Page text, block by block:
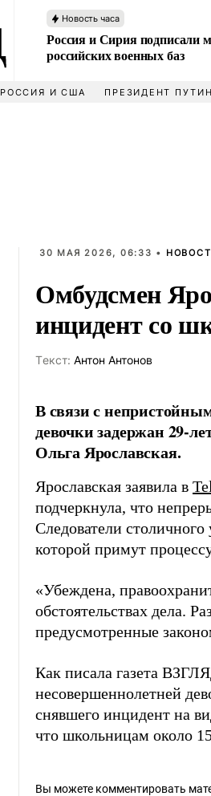
Новость часа
Россия и Сирия подписали
российских военных баз
РОССИЯ И США ПРЕЗИДЕНТ ПУТИН
30 МАЯ 2026, 06:33 •
Омбудсмен
инцидент со
Tекст: Антон Антонов
В связи с
девочки задержан 29-
Ольга Ярославская.
Ярославская заявила в
подчеркнула, что
Следователи
которой примут
«Убеждена,
обстоятельствах дела.
предусмотренные
Как писала газета
несовершеннолетней
снявшего инцидент на
что школьницам около
Вы можете комментировать